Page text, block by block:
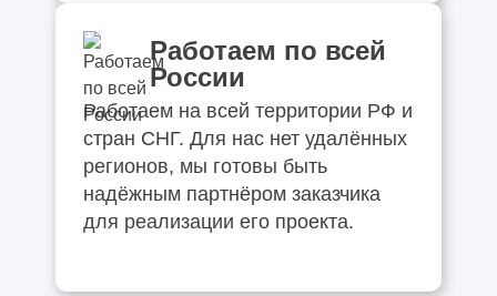
Работаем по всей
России
Работаем на всей территории РФ и
стран СНГ. Для нас нет удалённых
регионов, мы готовы быть
надёжным партнёром заказчика
для реализации его проекта.